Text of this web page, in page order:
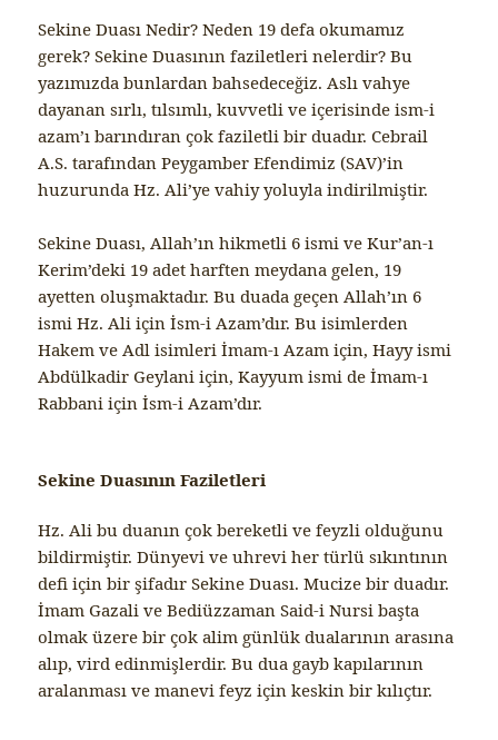
Sekine Duası Nedir? Neden 19 defa okumamız
gerek? Sekine Duasının faziletleri nelerdir? Bu
yazımızda bunlardan bahsedeceğiz. Aslı vahye
dayanan sırlı, tılsımlı, kuvvetli ve içerisinde ism-i
azam’ı barındıran çok faziletli bir duadır. Cebrail
A.S. tarafından Peygamber Efendimiz (SAV)’in
huzurunda Hz. Ali’ye vahiy yoluyla indirilmiştir.
Sekine Duası, Allah’ın hikmetli 6 ismi ve Kur’an-ı
Kerim’deki 19 adet harften meydana gelen, 19
ayetten oluşmaktadır. Bu duada geçen Allah’ın 6
ismi Hz. Ali için İsm-i Azam’dır. Bu isimlerden
Hakem ve Adl isimleri İmam-ı Azam için, Hayy ismi
Abdülkadir Geylani için, Kayyum ismi de İmam-ı
Rabbani için İsm-i Azam’dır.
Sekine Duasının Faziletleri
Hz. Ali bu duanın çok bereketli ve feyzli olduğunu
bildirmiştir. Dünyevi ve uhrevi her türlü sıkıntının
defi için bir şifadır Sekine Duası. Mucize bir duadır.
İmam Gazali ve Bediüzzaman Said-i Nursi başta
olmak üzere bir çok alim günlük dualarının arasına
alıp, vird edinmişlerdir. Bu dua gayb kapılarının
aralanması ve manevi feyz için keskin bir kılıçtır.